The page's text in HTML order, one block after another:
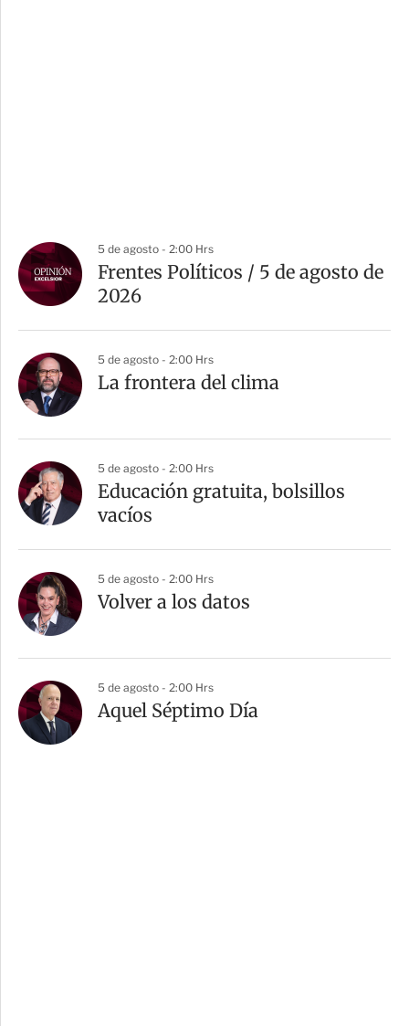
5 de agosto - 2:00 Hrs
Frentes Políticos / 5 de agosto de
2026
5 de agosto - 2:00 Hrs
La frontera del clima
5 de agosto - 2:00 Hrs
Educación gratuita, bolsillos
vacíos
5 de agosto - 2:00 Hrs
Volver a los datos
5 de agosto - 2:00 Hrs
Aquel Séptimo Día